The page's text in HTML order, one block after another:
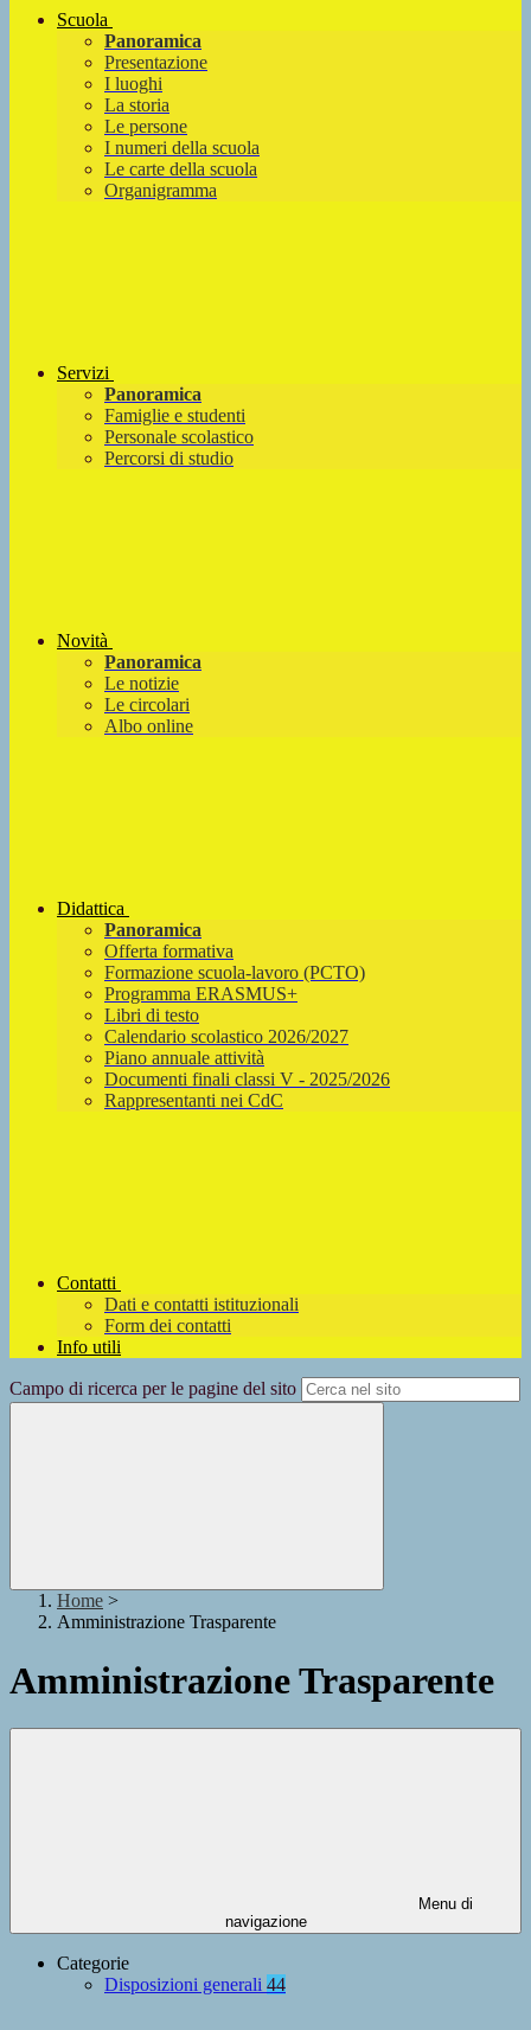
Scuola
Panoramica
Presentazione
I luoghi
La storia
Le persone
I numeri della scuola
Le carte della scuola
Organigramma
Servizi
Panoramica
Famiglie e studenti
Personale scolastico
Percorsi di studio
Novità
Panoramica
Le notizie
Le circolari
Albo online
Didattica
Panoramica
Offerta formativa
Formazione scuola-lavoro (PCTO)
Programma ERASMUS+
Libri di testo
Calendario scolastico 2026/2027
Piano annuale attività
Documenti finali classi V - 2025/2026
Rappresentanti nei CdC
Contatti
Dati e contatti istituzionali
Form dei contatti
Info utili
Campo di ricerca per le pagine del sito
Home >
Amministrazione Trasparente
Amministrazione Trasparente
Menu di
navigazione
Categorie
Disposizioni generali 44